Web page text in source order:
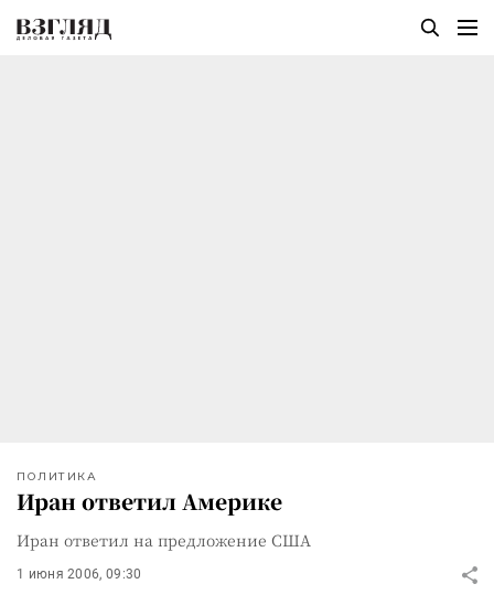
ПОЛИТИКА
Иран ответил Америке
Иран ответил на предложение США
1 июня 2006, 09:30